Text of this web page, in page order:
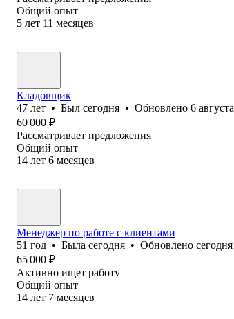
Общий опыт
5 лет 11 месяцев
Кладовщик
47 лет • Был сегодня • Обновлено 6 августа
60 000 ₽
Рассматривает предложения
Общий опыт
14 лет 6 месяцев
Менеджер по работе с клиентами
51 год • Была сегодня • Обновлено сегодня
65 000 ₽
Активно ищет работу
Общий опыт
14 лет 7 месяцев